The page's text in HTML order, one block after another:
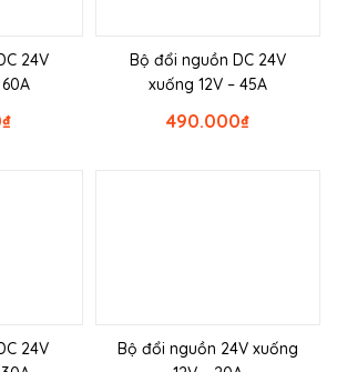
24V
₫
Bộ đổi nguồn DC 24V
xuống 12V – 45A
₫
490.000
24V
Bộ đổi nguồn 24V xuống